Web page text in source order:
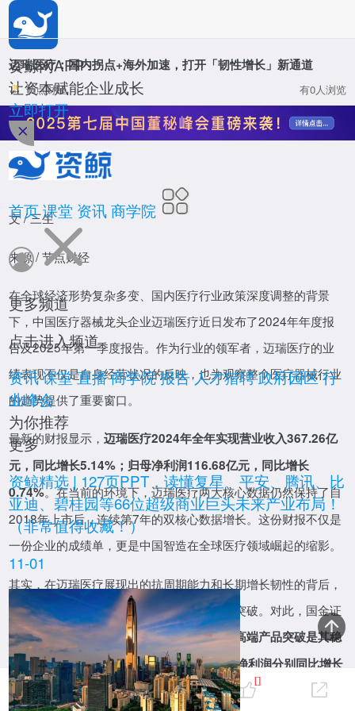
资鲸网APP
让资本赋能企业成长
立即打开
首页课堂 资讯商学院
更多频道
点击进入频道
资讯课堂直播商学院报告 人才猎聘政府园区行
业峰会
为你推荐
更多
资鲸精选 | 127页PPT，读懂复星、平安、腾讯、比
亚迪、碧桂园等66位超级商业巨头未来产业布局！
（非常值得收藏！）
11-01
迈瑞医疗：国内拐点+海外加速，打开「韧性增长」新通道
节点财经 有0人浏览
文 / 三生
来源 / 节点财经
在全球经济形势复杂多变、国内医疗行业政策深度调整的背景
下，中国医疗器械龙头企业迈瑞医疗近日发布了2024年年度报
告及2025年第一季度报告。作为行业的领军者，迈瑞医疗的业
绩表现不仅是自身经营状况的反映，也为观察整个医疗器械行业
的趋势提供了重要窗口。
最新的财报显示，迈瑞医疗2024年全年实现营业收入367.26亿
元，同比增长5.14%；归母净利润116.68亿元，同比增长
0.74%。在当前的环境下，迈瑞医疗两大核心数据仍然保持了自
2018年上市后，连续第7年的双核心数据增长。这份财报不仅是
一份企业的成绩单，更是中国智造在全球医疗领域崛起的缩影。
其实，在迈瑞医疗展现出的抗周期能力和长期增长韧性的背后，
是其在国际市场的高速增长和数智化转型的突破。对此，国金证
券就指出，
迈瑞医疗国际业务的高速增长和高端产品突破是其稳
健发展的核心动力，预计2025-2027年归母净利润分别同比增长
15%、16%、16%，重回增长快车道。
0
资鲸网
活动
报告
直播
公司名称
姓名
*职位
手机号码
验证码
确定
投资分析师
致力于培养并认证新时期股权投资菁英人才
立即报名